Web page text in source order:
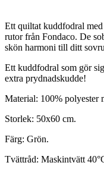
Ett quiltat kuddfodral
rutor från Fondaco. De
skön harmoni till ditt
Ett kuddfodral som gör
extra prydnadskudde!
Material: 100% polyester
Storlek: 50x60 cm.
Färg: Grön.
Tvättråd: Maskintvätt